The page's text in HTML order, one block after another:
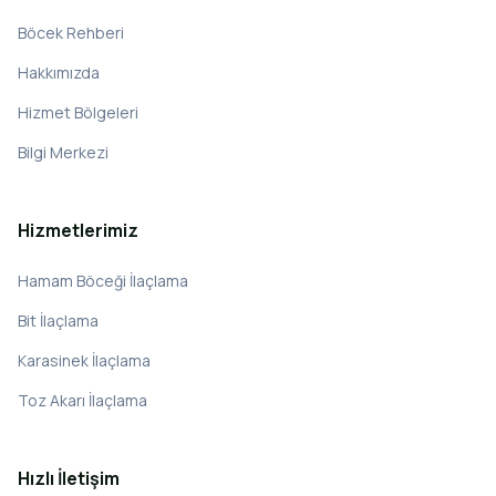
Böcek Rehberi
Hakkımızda
Hizmet Bölgeleri
Bilgi Merkezi
Hizmetlerimiz
Hamam Böceği İlaçlama
Bit İlaçlama
Karasinek İlaçlama
Toz Akarı İlaçlama
Hızlı İletişim